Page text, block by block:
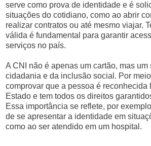
serve como prova de identidade e é
situações do cotidiano, como ao abrir
realizar contratos ou até mesmo viajar.
válida é fundamental para garantir
serviços no país.
A CNI não é apenas um cartão, mas um
cidadania e da inclusão social. Por
comprovar que a pessoa é reconhecida
Estado e tem todos os direitos
Essa importância se reflete, por
de se apresentar a identidade em
como ao ser atendido em um hospital.